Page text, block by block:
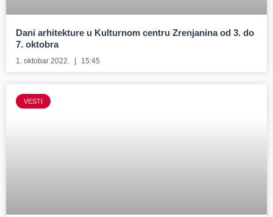
Dani arhitekture u Kulturnom centru Zrenjanina od 3. do
7. oktobra
1. oktobar 2022. 15:45
VESTI